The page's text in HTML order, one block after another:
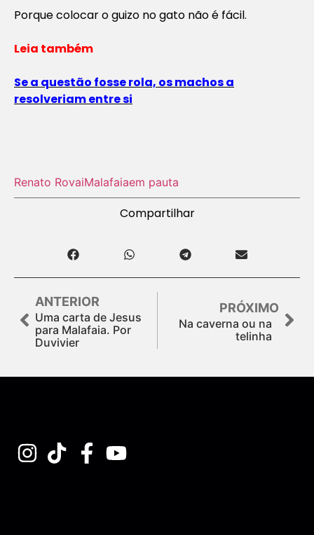
Porque colocar o guizo no gato não é fácil.
Leia também
Se a questão fosse rola, os machos a
resolveriam entre si
Renato RovaiMalafaiaem pauta
Compartilhar
ANTERIOR
Uma carta de Jesus
para Malafaia. Por
Duvivier
PRÓXIMO
Na caverna ou na
telinha